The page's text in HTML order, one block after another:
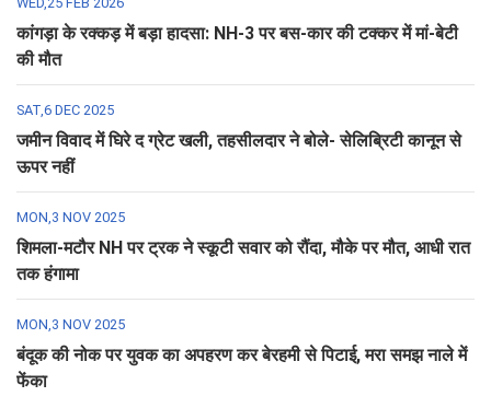
कांगड़ा के रक्कड़ में बड़ा हादसा: NH-3 पर बस-कार की टक्कर में मां-बेटी
की मौत
SAT,6 DEC 2025
जमीन विवाद में घिरे द ग्रेट खली, तहसीलदार ने बोले- सेलिब्रिटी कानून से
ऊपर नहीं
MON,3 NOV 2025
शिमला-मटौर NH पर ट्रक ने स्कूटी सवार को रौंदा, मौके पर मौत, आधी रात
तक हंगामा
MON,3 NOV 2025
बंदूक की नोक पर युवक का अपहरण कर बेरहमी से पिटाई, मरा समझ नाले में
फेंका